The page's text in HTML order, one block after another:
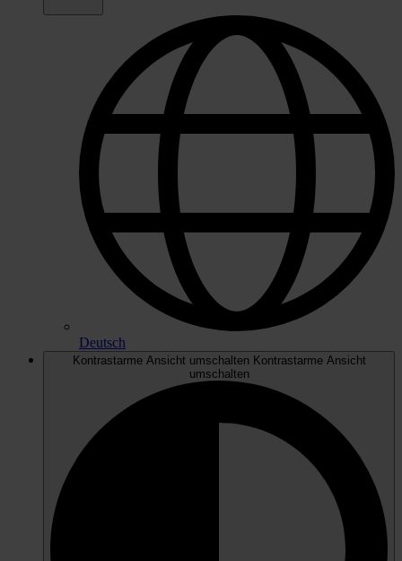
Deutsch
Kontrastarme Ansicht umschalten Kontrastarme Ansicht
umschalten